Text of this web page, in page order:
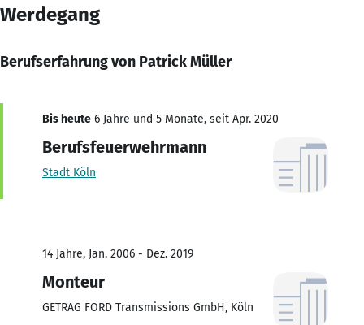
Werdegang
Berufserfahrung von Patrick Müller
Bis heute 6 Jahre und 5 Monate, seit Apr. 2020
Berufsfeuerwehrmann
Stadt Köln
14 Jahre, Jan. 2006 - Dez. 2019
Monteur
GETRAG FORD Transmissions GmbH, Köln